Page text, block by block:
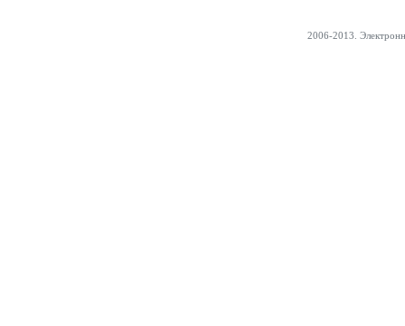
2006-2013.